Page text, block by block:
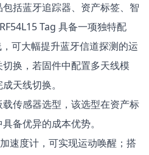
括蓝牙追踪器、资产标签、智
Tag 具备一项独特配
可大幅提升蓝牙信道探测的运
换，若固件中配置多天线模
天线切换。
传感器选型，该选型在资产标
备优异的成本优势。
速度计，可实现运动唤醒；搭